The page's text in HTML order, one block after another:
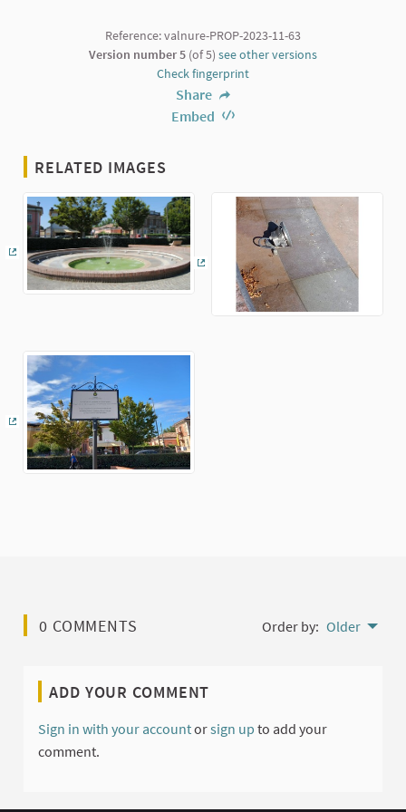
Reference: valnure-PROP-2023-11-63
Version number 5 (of 5) see other versions
Check fingerprint
Share
Embed
RELATED IMAGES
(External link)
(External link)
(External link)
0 COMMENTS Order by: Older
ADD YOUR COMMENT
Sign in with your accountorsign up to add your
comment.